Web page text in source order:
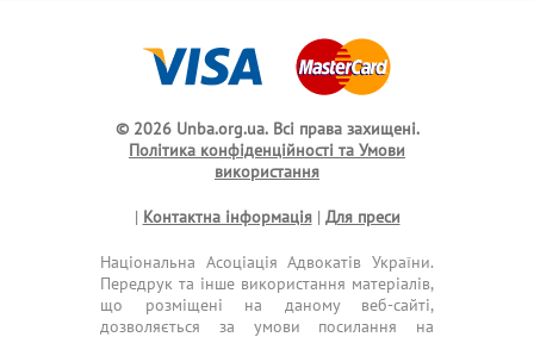
© 2026 Unba.org.ua. Всі права захищені.
Політика конфіденційності та Умови
використання
| Контактна інформація| Для преси
Національна Асоціація Адвокатів України.
Передрук та інше використання матеріалів,
що розміщені на даному веб-сайті,
дозволяється за умови посилання на